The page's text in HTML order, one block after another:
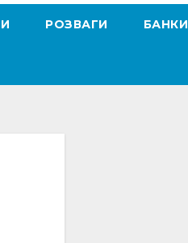
РОЗВАГИ БАНКИ